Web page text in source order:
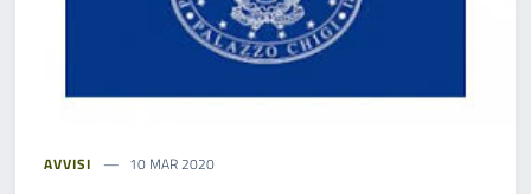
AVVISI 10 MAR 2020